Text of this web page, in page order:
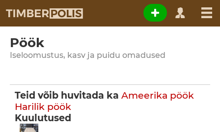
Pöök
Iseloomustus, kasv ja puidu omadused
Teid võib huvitada ka Ameerika pöök
Harilik pöök
Kuulutused